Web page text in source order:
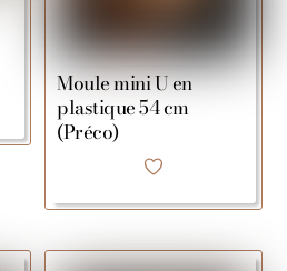
Moule mini U en
plastique 54 cm
(Préco)